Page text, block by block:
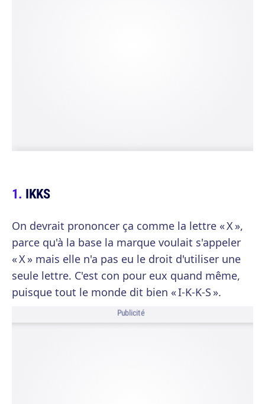
IKKS
On devrait prononcer ça comme la lettre « X »,
parce qu'à la base la marque voulait s'appeler
« X » mais elle n'a pas eu le droit d'utiliser une
seule lettre. C'est con pour eux quand même,
puisque tout le monde dit bien « I-K-K-S ».
Publicité